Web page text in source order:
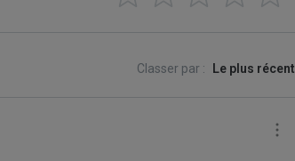
Classer par : Le plus récent